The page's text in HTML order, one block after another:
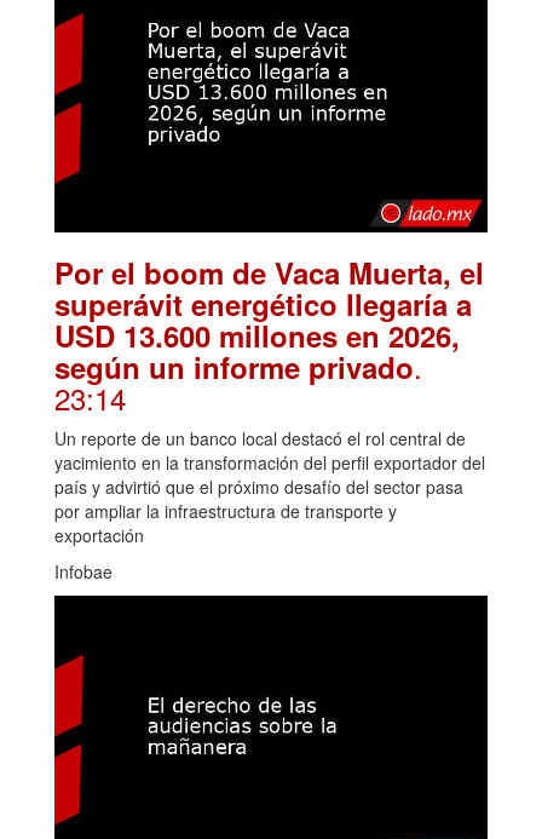
Por el boom de Vaca Muerta, el
superávit energético llegaría a
USD 13.600 millones en 2026,
según un informe privado.
23:14
Un reporte de un banco local destacó el rol central de
yacimiento en la transformación del perfil exportador del
país y advirtió que el próximo desafío del sector pasa
por ampliar la infraestructura de transporte y
exportación
Infobae